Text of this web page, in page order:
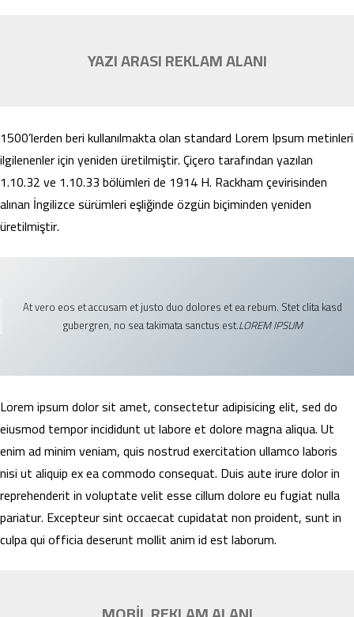
YAZI ARASI REKLAM ALANI
1500’lerden beri kullanılmakta olan standard Lorem Ipsum metinleri
ilgilenenler için yeniden üretilmiştir. Çiçero tarafından yazılan
1.10.32 ve 1.10.33 bölümleri de 1914 H. Rackham çevirisinden
alınan İngilizce sürümleri eşliğinde özgün biçiminden yeniden
üretilmiştir.
At vero eos et accusam et justo duo dolores et ea rebum. Stet clita kasd
gubergren, no sea takimata sanctus est.LOREM IPSUM
Lorem ipsum dolor sit amet, consectetur adipisicing elit, sed do
eiusmod tempor incididunt ut labore et dolore magna aliqua. Ut
enim ad minim veniam, quis nostrud exercitation ullamco laboris
nisi ut aliquip ex ea commodo consequat. Duis aute irure dolor in
reprehenderit in voluptate velit esse cillum dolore eu fugiat nulla
pariatur. Excepteur sint occaecat cupidatat non proident, sunt in
culpa qui officia deserunt mollit anim id est laborum.